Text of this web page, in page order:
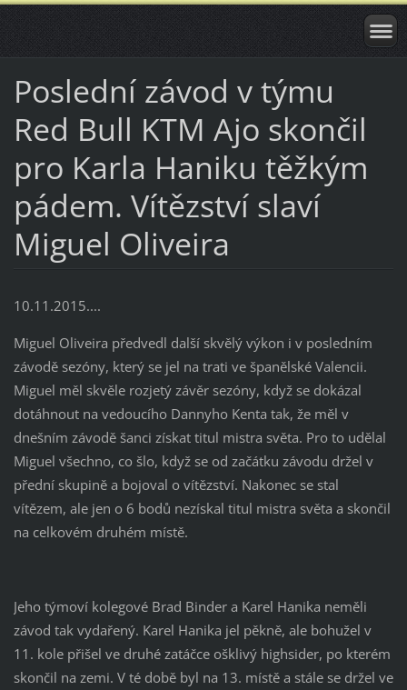
Poslední závod v týmu
Red Bull KTM Ajo skončil
pro Karla Haniku těžkým
pádem. Vítězství slaví
Miguel Oliveira
10.11.2015....
Miguel Oliveira předvedl další skvělý výkon i v posledním
závodě sezóny, který se jel na trati ve španělské Valencii.
Miguel měl skvěle rozjetý závěr sezóny, když se dokázal
dotáhnout na vedoucího Dannyho Kenta tak, že měl v
dnešním závodě šanci získat titul mistra světa. Pro to udělal
Miguel všechno, co šlo, když se od začátku závodu držel v
přední skupině a bojoval o vítězství. Nakonec se stal
vítězem, ale jen o 6 bodů nezískal titul mistra světa a skončil
na celkovém druhém místě.
Jeho týmoví kolegové Brad Binder a Karel Hanika neměli
závod tak vydařený. Karel Hanika jel pěkně, ale bohužel v
11. kole přišel ve druhé zatáčce ošklivý highsider, po kterém
skončil na zemi. V té době byl na 13. místě a stále se držel ve